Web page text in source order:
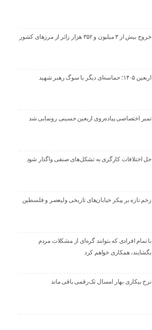
خروج بیش از ۳ میلیون و ۳۵۲ هزار زائر از مرزهای کشور
اربعین ۱۴۰۵؛ حماسه‌ای دیگر با سوگ رهبر شهید
تمبر اختصاصی پیاده‌روی اربعین حسینی رونمایی شد
حل اختلافات کارگری به تشکل‌های صنفی واگذار شود
زخم تازه بر پیکر خیابان‌های تاریخی ولیعصر و فلسطین
با تمام افرادی که بتوانند گره‌ای از مشکلات مردم
بگشایند، همکاری خواهم کرد
نرخ بیکاری بهار امسال تک‌رقمی باقی ماند